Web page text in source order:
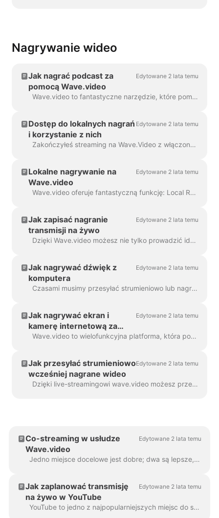
Nagrywanie wideo
Jak nagrać podcast za
pomocą Wave.video
Edytowane 2 lata temu
Wave.video to fantastyczne narzędzie, które pomaga nie tylko w edycji wideo, ale także w streamingu i produkcji podcastów. Podczas tworzenia nagrań audio lub wideo w...
Dostęp do lokalnych nagrań
i korzystanie z nich
Edytowane 2 lata temu
Zakończyłeś streaming na Wave.Video z włączonym nagrywaniem lokalnym? Świetnie! Masz teraz dwa proste sposoby korzystania z nagranych treści: 1. Pobierz i użyj...
Lokalne nagrywanie na
Wave.video
Edytowane 2 lata temu
Wave.video oferuje fantastyczną funkcję: Local Recording. Pozwala ona uczestnikom transmisji na żywo nagrywać własne strumienie audio i wideo bezpośrednio na ...
Jak zapisać nagranie
transmisji na żywo
Edytowane 2 lata temu
Dzięki Wave.video możesz nie tylko prowadzić idealne transmisje na żywo, ale także zapisywać, edytować lub pobierać je na swój komputer, kiedy tylko chcesz. Przyjrzyjmy się zatem ...
Jak nagrywać dźwięk z
komputera
Edytowane 2 lata temu
Czasami musimy przesyłać strumieniowo lub nagrywać dźwięk naszego systemu. Ani system Windows, ani macOS nie oferują tej funkcji od razu po wyjęciu z pudełka, jednak istnieje sposób...
Jak nagrywać ekran i
kamerę internetową za
pomocą Wave.video
Edytowane 2 lata temu
Wave.video to wielofunkcyjna platforma, która pozwala nie tylko edytować filmy, tworzyć miniatury i przesyłać strumieniowo na kilka platform jednocześnie, ale także ...
Jak przesyłać strumieniowo
wcześniej nagrane wideo
Edytowane 2 lata temu
Dzięki live-streamingowi wave.video możesz przesyłać strumieniowo wcześniej nagrane wideo. Nie musisz być obecny w studio, aby ręcznie kliknąć przycisk Go Live. Aby rozpocząć...
Co-streaming w usłudze
Wave.video
Edytowane 2 lata temu
Jedno miejsce docelowe jest dobre; dwa są lepsze, ale co by było, gdybyś mógł dotrzeć również do swoich obserwujących i gości? Witamy funkcję Co-streamingu w Wave.video! ...
Jak zaplanować transmisję
na żywo w YouTube
Edytowane 2 lata temu
YouTube to jedno z najpopularniejszych miejsc do streamowania. Proces konfigurowania strumienia do YouTube za pomocą Wave.video nie różni się od innych...